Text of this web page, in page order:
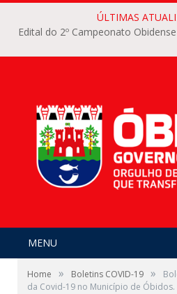
ÚLTIMAS
Edital do 2º Campeonato
MENU
Home » Boletins COVID-19 »
da Covid-19 no Município de Óbidos.